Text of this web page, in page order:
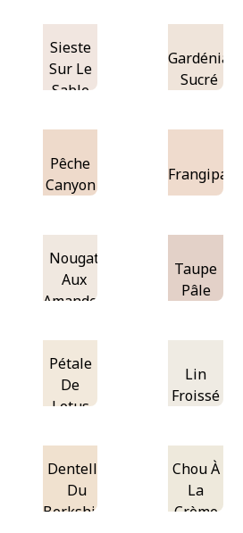
Sieste
Sur Le
Sable
Gardénia
Sucré
Pêche
Canyon
Nougat
Aux
Amandes
Taupe
Pâle
Pétale
De
Lotus
Lin
Froissé
Dentelle
Du
Berkshire
Chou À
La
Crème